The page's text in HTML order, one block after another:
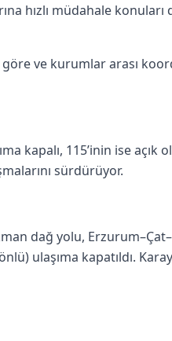
hızlı müdahale konuları
göre ve kurumlar arası
kapalı, 115’inin ise açık
sürdürüyor.
dağ yolu,
ulaşıma kapatıldı.